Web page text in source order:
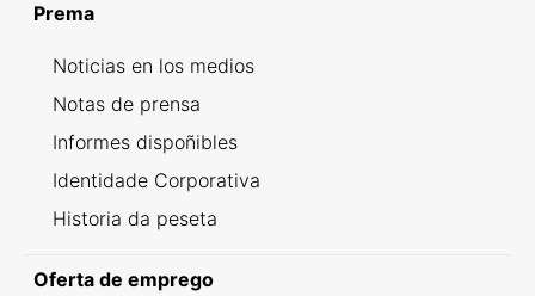
Prema
Noticias en los medios
Notas de prensa
Informes dispoñibles
Identidade Corporativa
Historia da peseta
Oferta de emprego